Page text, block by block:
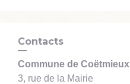
Contacts
Commune de Coëtmieux
3, rue de la Mairie